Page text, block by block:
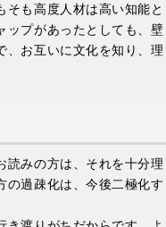
も高度人材は高い知能と
ップがあったとしても、壁
、お互いに文化を知り、理
読みの方は、それを十分理
の過疎化は、今後二極化す